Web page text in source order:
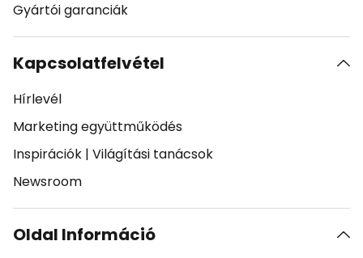
Gyártói garanciák
Kapcsolatfelvétel
Hírlevél
Marketing együttműködés
Inspirációk | Világítási tanácsok
Newsroom
Oldal Információ